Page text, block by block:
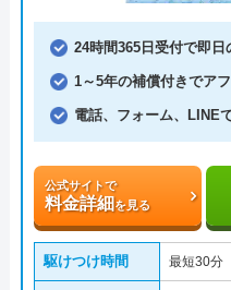
24時間365日受付で即日
1～5年の補償付きでア
電話、フォーム、LINE
公式サイトで
料金詳細を見る
駆けつけ時間 最短30分